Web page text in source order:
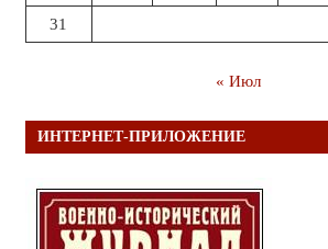
31
« Июл
ИНТЕРНЕТ-ПРИЛОЖЕНИЕ